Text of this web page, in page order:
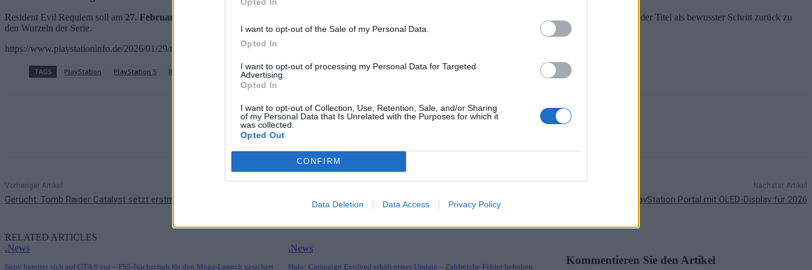
I want to opt-out of the Sale of my Personal Data.
Opted In
I want to opt-out of processing my Personal Data for Targeted
Advertising.
Opted In
I want to opt-out of Collection, Use, Retention, Sale, and/or Sharing
of my Personal Data that Is Unrelated with the Purposes for which it
was collected.
Opted Out
CONFIRM
Data Deletion Data Access Privacy Policy
Resident Evil Requiem soll am 27. Februar
erscheinen. Mit der Rückkehr nach Raccoon City und dem klaren Fokus auf klassischen Survival-Horror positioniert sich der Titel als bewusster Schritt zurück zu
den Wurzeln der Serie.
https://www.playstationinfo.de/2026/01/29/resident-evil-requiem-sechs-jahre-entwicklung-und-die-bewusste-rueckkehr-nach-raccoon-city/
TAGS PlayStation PlayStation 5 Resident Evil Requiem
Vorheriger Artikel
Gerücht: Tomb Raider Catalyst setzt erstmals auf eine offene Spielwelt
Nächster Artikel
Sony plant PlayStation Portal mit OLED-Display für 2026
RELATED ARTICLES
.News
Sony bereitet sich auf GTA 6 vor – PS5-Nachschub für den Mega-Launch gesichert
.News
Halo: Campaign Evolved erhält erstes Update – Zahlreiche Fehler behoben Kommentieren Sie den Artikel